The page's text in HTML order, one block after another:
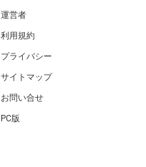
運営者
利用規約
プライバシー
サイトマップ
お問い合せ
PC版